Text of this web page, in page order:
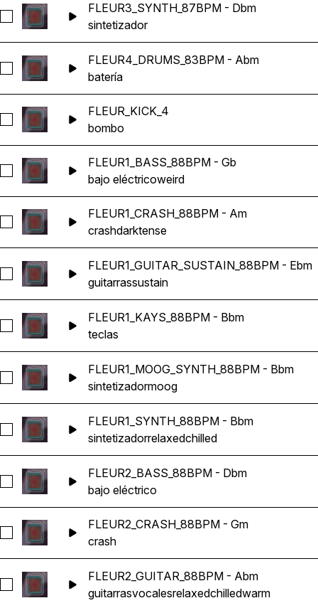
Seleccionar FLEUR3_SYNTH_87BPM - Dbm
FLEUR3_SYNTH_87BPM - Dbm
sintetizador
Seleccionar FLEUR4_DRUMS_83BPM - Abm
FLEUR4_DRUMS_83BPM - Abm
batería
Seleccionar FLEUR_KICK_4
FLEUR_KICK_4
bombo
Seleccionar FLEUR1_BASS_88BPM - Gb
FLEUR1_BASS_88BPM - Gb
bajo eléctricoweird
Seleccionar FLEUR1_CRASH_88BPM - Am
FLEUR1_CRASH_88BPM - Am
crashdarktense
Seleccionar FLEUR1_GUITAR_SUSTAIN_88BPM - Ebm
FLEUR1_GUITAR_SUSTAIN_88BPM - Ebm
guitarrassustain
Seleccionar FLEUR1_KAYS_88BPM - Bbm
FLEUR1_KAYS_88BPM - Bbm
teclas
Seleccionar FLEUR1_MOOG_SYNTH_88BPM - Bbm
FLEUR1_MOOG_SYNTH_88BPM - Bbm
sintetizadormoog
Seleccionar FLEUR1_SYNTH_88BPM - Bbm
FLEUR1_SYNTH_88BPM - Bbm
sintetizadorrelaxedchilled
Seleccionar FLEUR2_BASS_88BPM - Dbm
FLEUR2_BASS_88BPM - Dbm
bajo eléctrico
Seleccionar FLEUR2_CRASH_88BPM - Gm
FLEUR2_CRASH_88BPM - Gm
crash
Seleccionar FLEUR2_GUITAR_88BPM - Abm
FLEUR2_GUITAR_88BPM - Abm
guitarrasvocalesrelaxedchilledwarm